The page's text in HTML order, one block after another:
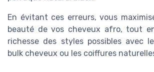
En évitant ces erreurs, vous
beauté de vos cheveux afro, tout
richesse des styles possibles avec
bulk cheveux ou les coiffures